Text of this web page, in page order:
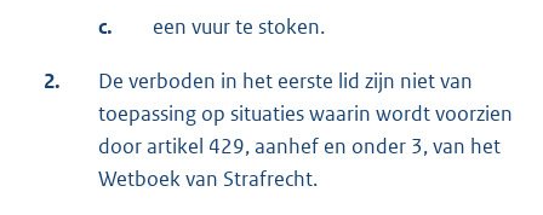
c. een vuur te stoken.
2.
De verboden in het eerste lid zijn niet van
toepassing op situaties waarin wordt voorzien
door artikel 429, aanhef en onder 3, van het
Wetboek van Strafrecht.